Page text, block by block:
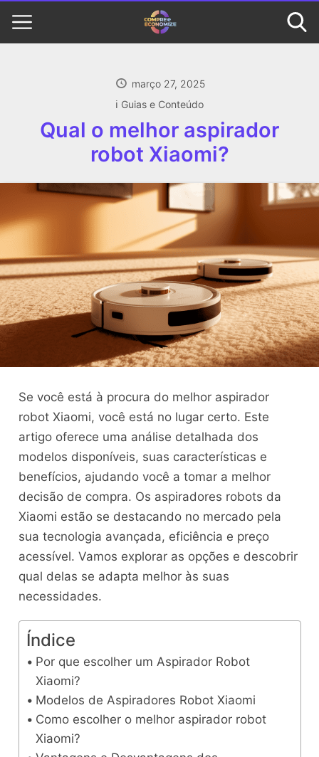
março 27, 2025
ℹ️ Guias e Conteúdo
Qual o melhor aspirador
robot Xiaomi?
Se você está à procura do melhor aspirador
robot Xiaomi, você está no lugar certo. Este
artigo oferece uma análise detalhada dos
modelos disponíveis, suas características e
benefícios, ajudando você a tomar a melhor
decisão de compra. Os aspiradores robots da
Xiaomi estão se destacando no mercado pela
sua tecnologia avançada, eficiência e preço
acessível. Vamos explorar as opções e descobrir
qual delas se adapta melhor às suas
necessidades.
Índice
Por que escolher um Aspirador Robot
Xiaomi?
Modelos de Aspiradores Robot Xiaomi
Como escolher o melhor aspirador robot
Xiaomi?